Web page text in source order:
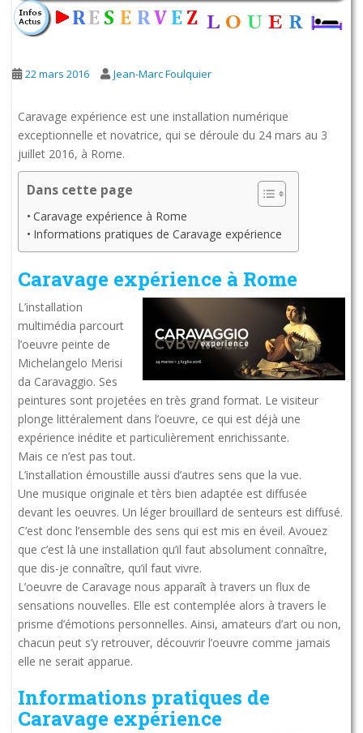
22 mars 2016 Jean-Marc Foulquier
Caravage expérience est une installation numérique
exceptionnelle et novatrice, qui se déroule du 24 mars au 3
juillet 2016, à Rome.
Dans cette page
Caravage expérience à Rome
Informations pratiques de Caravage expérience
Caravage expérience à Rome
L’installation
multimédia parcourt
l’oeuvre peinte de
Michelangelo Merisi
da Caravaggio. Ses
peintures sont projetées en très grand format. Le visiteur
plonge littéralement dans l’oeuvre, ce qui est déjà une
expérience inédite et particulièrement enrichissante.
Mais ce n’est pas tout.
L’installation émoustille aussi d’autres sens que la vue.
Une musique originale et tèrs bien adaptée est diffusée
devant les oeuvres. Un léger brouillard de senteurs est diffusé.
C’est donc l’ensemble des sens qui est mis en éveil. Avouez
que c’est là une installation qu’il faut absolument connaître,
que dis-je connaître, qu’il faut vivre.
L’oeuvre de Caravage nous apparaît à travers un flux de
sensations nouvelles. Elle est contemplée alors à travers le
prisme d’émotions personnelles. Ainsi, amateurs d’art ou non,
chacun peut s’y retrouver, découvrir l’oeuvre comme jamais
elle ne serait apparue.
Informations pratiques de
Caravage expérience